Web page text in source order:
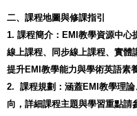
二、 課程地圖與修課指引
1. 課程簡介：EMI教學資源中心
線上課程、同步線上課程、實體
提升EMI教學能力與學術英語素養
2. 課程規劃：涵蓋EMI教學理
向，詳細課程主題與學習重點請